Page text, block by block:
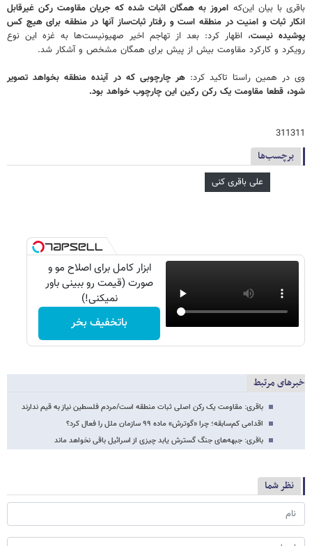
باقری با بیان این‌که امروز به همگان اثبات شده که جریان مقاومت رکن غیرقابل
انکار ثبات و امنیت در منطقه است و رفتار ثبات‌ساز آنها در منطقه برای هیچ کس
پوشیده نیست، اظهار کرد: بعد از تهاجم اخیر صهیونیست‌ها به غزه این نوع
رویکرد و کارکرد مقاومت بیش از پیش برای همگان مشخص و آشکار شد.
وی در همین راستا تاکید کرد: هر چارچوبی که در آینده منطقه بخواهد تصویر
شود، قطعا مقاومت یک رکن رکین این چارچوب خواهد بود.
311311
برچسب‌ها
علی باقری کنی
ابزار کامل برای اصلاح مو و
صورت (قیمت رو ببینی باور
نمیکنی!)
باتخفیف بخر
خبرهای مرتبط
باقری: مقاومت یک رکن اصلی ثبات منطقه است/مردم فلسطین نیاز به قیم ندارند
اقدامی کم‌سابقه؛ چرا «گوترش» ماده ۹۹ سازمان ملل را فعال کرد؟
باقری: جبهه‌های جنگ گسترش یابد چیزی از اسرائیل باقی نخواهد ماند
نظر شما